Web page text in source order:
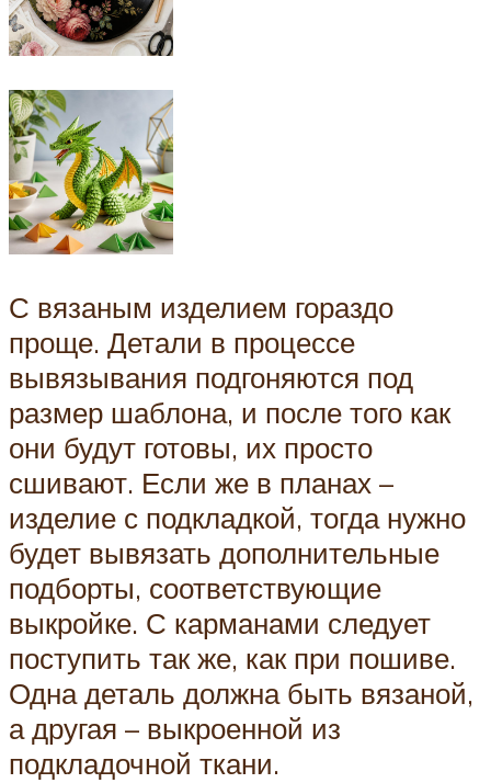
С вязаным изделием гораздо
проще. Детали в процессе
вывязывания подгоняются под
размер шаблона, и после того как
они будут готовы, их просто
сшивают. Если же в планах –
изделие с подкладкой, тогда нужно
будет вывязать дополнительные
подборты, соответствующие
выкройке. С карманами следует
поступить так же, как при пошиве.
Одна деталь должна быть вязаной,
а другая – выкроенной из
подкладочной ткани.